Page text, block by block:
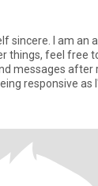
sincere. I am an
feel free to say
messages after
responsive as